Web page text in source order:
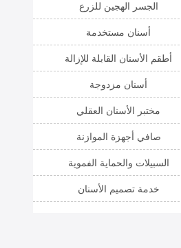
الجسر الهجين للزرع
أسنان مستخدمة
أطقم الأسنان القابلة للإزالة
أسنان مزدوجة
مختبر الأسنان العقلي
صافي أجهزة الموازنة
السبيلات والحماية الفموية
خدمة تصميم الأسنان